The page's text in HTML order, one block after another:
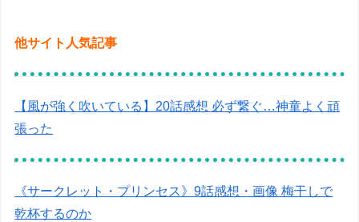
他サイト人気記事
【風が強く吹いている】20話感想 必ず繋ぐ…神童よく頑
張った
《サークレット・プリンセス》9話感想・画像 梅干しで
乾杯するのか